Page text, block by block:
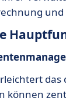
das
können